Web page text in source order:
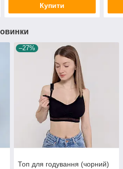
Купити
–27%
Топ для годування (чорний)